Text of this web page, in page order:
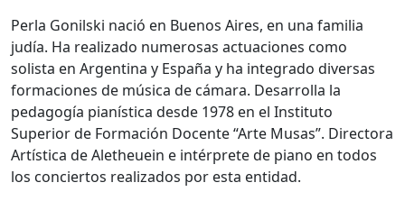
Perla Gonilski nació en Buenos Aires, en una familia
judía. Ha realizado numerosas actuaciones como
solista en Argentina y España y ha integrado diversas
formaciones de música de cámara. Desarrolla la
pedagogía pianística desde 1978 en el Instituto
Superior de Formación Docente “Arte Musas”. Directora
Artística de Aletheuein e intérprete de piano en todos
los conciertos realizados por esta entidad.